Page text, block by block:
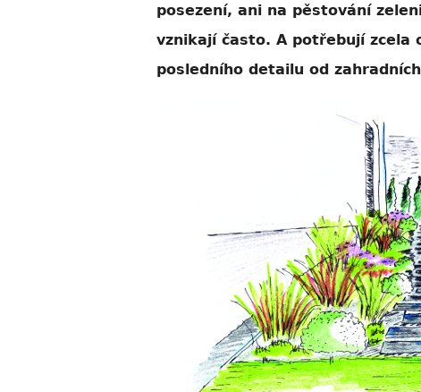
posezení, ani na pěstování
vznikají často. A potřebují zcela
posledního detailu od